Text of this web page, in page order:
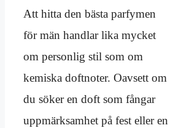
Att hitta den bästa parfymen
för män handlar lika mycket
om personlig stil som om
kemiska doftnoter. Oavsett om
du söker en doft som fångar
uppmärksamhet på fest eller en